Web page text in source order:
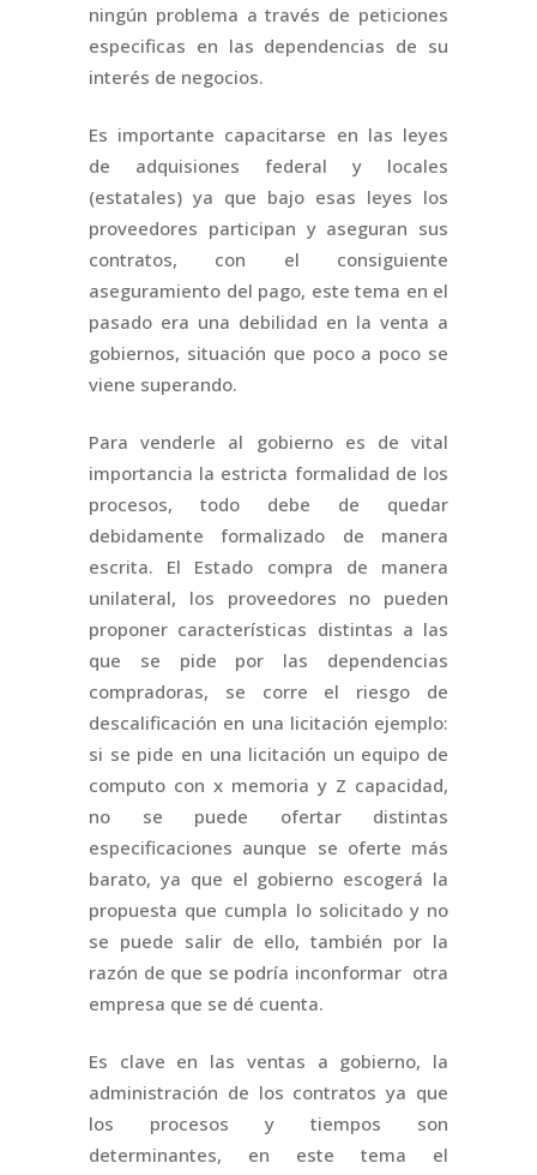
ningún problema a través de peticiones
especificas en las dependencias de su
interés de negocios.
Es importante capacitarse en las leyes
de adquisiones federal y locales
(estatales) ya que bajo esas leyes los
proveedores participan y aseguran sus
contratos, con el consiguiente
aseguramiento del pago, este tema en el
pasado era una debilidad en la venta a
gobiernos, situación que poco a poco se
viene superando.
Para venderle al gobierno es de vital
importancia la estricta formalidad de los
procesos, todo debe de quedar
debidamente formalizado de manera
escrita. El Estado compra de manera
unilateral, los proveedores no pueden
proponer características distintas a las
que se pide por las dependencias
compradoras, se corre el riesgo de
descalificación en una licitación ejemplo:
si se pide en una licitación un equipo de
computo con x memoria y Z capacidad,
no se puede ofertar distintas
especificaciones aunque se oferte más
barato, ya que el gobierno escogerá la
propuesta que cumpla lo solicitado y no
se puede salir de ello, también por la
razón de que se podría inconformar otra
empresa que se dé cuenta.
Es clave en las ventas a gobierno, la
administración de los contratos ya que
los procesos y tiempos son
determinantes, en este tema el